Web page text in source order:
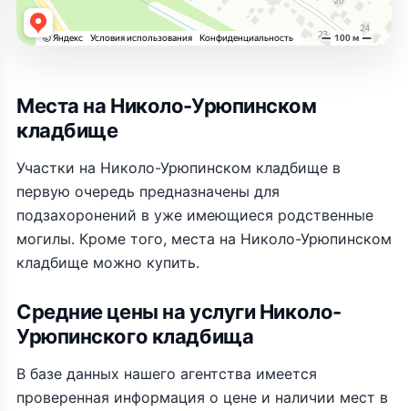
Места на Николо-Урюпинском
кладбище
Участки на Николо-Урюпинском кладбище в
первую очередь предназначены для
подзахоронений в уже имеющиеся родственные
могилы. Кроме того, места на Николо-Урюпинском
кладбище можно купить.
Средние цены на услуги Николо-
Урюпинского кладбища
В базе данных нашего агентства имеется
проверенная информация о цене и наличии мест в